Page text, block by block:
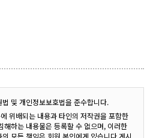
및 개인정보보호법을 준수합니다.
위배되는 내용과 타인의 저작권을 포함한
해하는 내용물은 등록할 수 없으며, 이러한
모든 책임은 회원 본인에게 있습니다.게시